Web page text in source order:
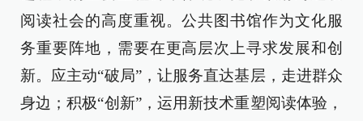
阅读社会的高度重视。公共图书馆作为文化服
务重要阵地，需要在更高层次上寻求发展和创
新。应主动“破局”，让服务直达基层，走进群众
身边；积极“创新”，运用新技术重塑阅读体验，